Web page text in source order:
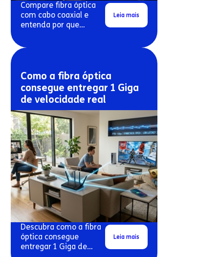
Compare fibra óptica
com cabo coaxial e
entenda por que
costumam travar mais.
Leia mais
Como a fibra óptica
consegue entregar 1 Giga
de velocidade real
Descubra como a fibra
óptica consegue
entregar 1 Giga de
Leia mais